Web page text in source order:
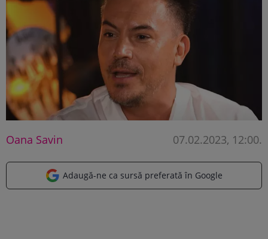
Oana Savin 07.02.2023, 12:00.
Adaugă-ne ca sursă preferată în Google